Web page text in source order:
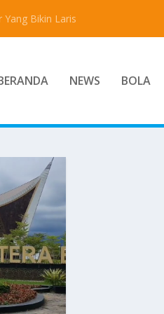
Yang Bikin Laris
NEWS BOLA